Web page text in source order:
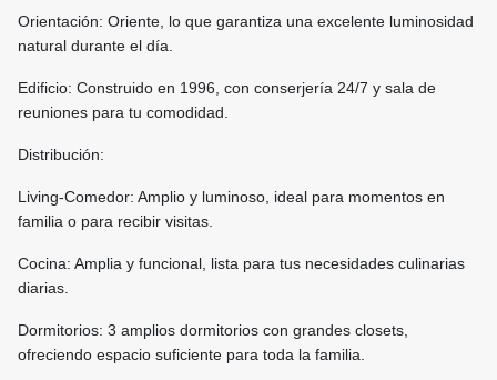
Orientación: Oriente, lo que garantiza una excelente luminosidad
natural durante el día.
Edificio: Construido en 1996, con conserjería 24/7 y sala de
reuniones para tu comodidad.
Distribución:
Living-Comedor: Amplio y luminoso, ideal para momentos en
familia o para recibir visitas.
Cocina: Amplia y funcional, lista para tus necesidades culinarias
diarias.
Dormitorios: 3 amplios dormitorios con grandes closets,
ofreciendo espacio suficiente para toda la familia.